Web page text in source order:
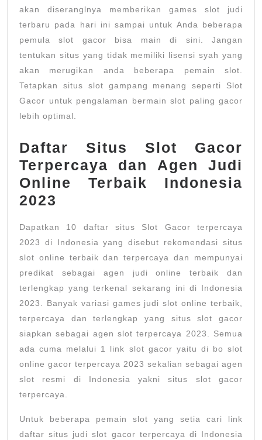
akan diseranglnya memberikan games slot judi
terbaru pada hari ini sampai untuk Anda beberapa
pemula slot gacor bisa main di sini. Jangan
tentukan situs yang tidak memiliki lisensi syah yang
akan merugikan anda beberapa pemain slot.
Tetapkan situs slot gampang menang seperti Slot
Gacor untuk pengalaman bermain slot paling gacor
lebih optimal.
Daftar Situs Slot Gacor
Terpercaya dan Agen Judi
Online Terbaik Indonesia
2023
Dapatkan 10 daftar situs Slot Gacor terpercaya
2023 di Indonesia yang disebut rekomendasi situs
slot online terbaik dan terpercaya dan mempunyai
predikat sebagai agen judi online terbaik dan
terlengkap yang terkenal sekarang ini di Indonesia
2023. Banyak variasi games judi slot online terbaik,
terpercaya dan terlengkap yang situs slot gacor
siapkan sebagai agen slot terpercaya 2023. Semua
ada cuma melalui 1 link slot gacor yaitu di bo slot
online gacor terpercaya 2023 sekalian sebagai agen
slot resmi di Indonesia yakni situs slot gacor
terpercaya.
Untuk beberapa pemain slot yang setia cari link
daftar situs judi slot gacor terpercaya di Indonesia